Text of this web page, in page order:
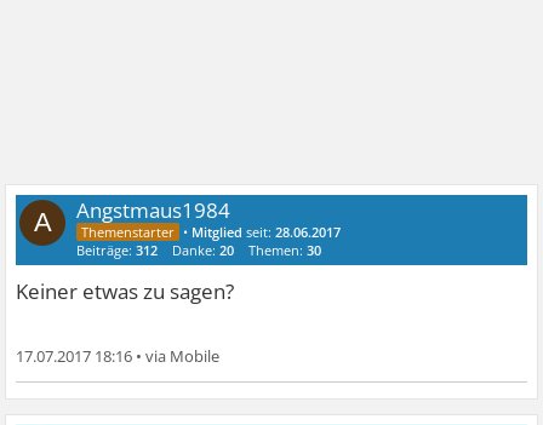
A Angstmaus1984
• Mitglied seit:28.06.2017
Beiträge:312 Danke:20 Themen:30
Keiner etwas zu sagen?
17.07.2017 18:16 •